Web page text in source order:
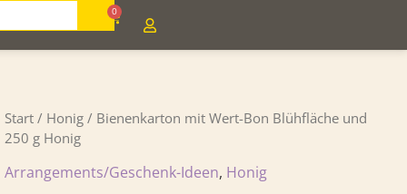
0
Cart
Start / Honig / Bienenkarton mit Wert-Bon Blühfläche und
250 g Honig
Arrangements/Geschenk-Ideen, Honig
Bienenkarton
mit
Bon